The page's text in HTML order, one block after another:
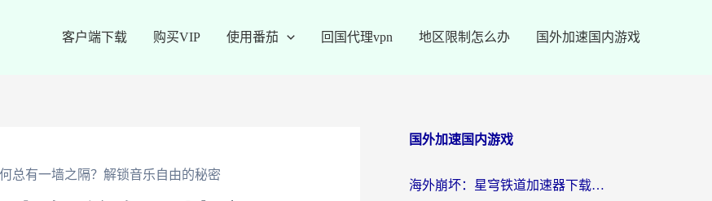
客户端下载 购买VIP 使用番茄 回国代理vpn 地区限制怎么办 国外加速国内游戏
总有一墙之隔？解锁音乐自由的秘密
国外加速国内游戏
海外崩坏：星穹铁道加速器下载安装：一份给游子的终极网络指南